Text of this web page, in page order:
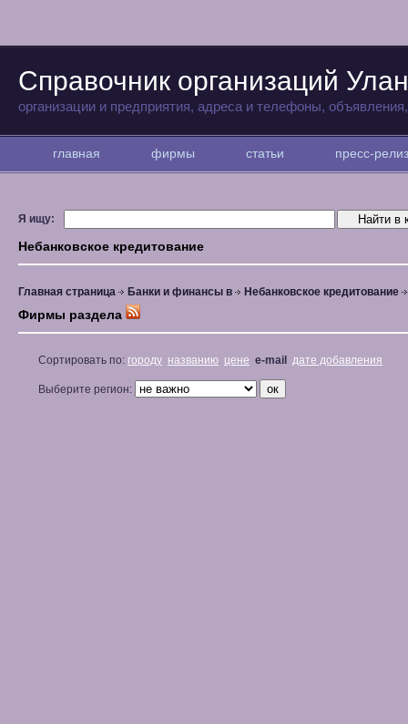
Справочник организаций
организации и предприятия, адреса и телефоны,
главная фирмы статьи пресс-
Я ищу:
Небанковское кредитование
Главная страница Банки и финансы в Небанковское кредитование
Фирмы раздела
Сортировать по: городу названию цене e-mail дате добавления
Выберите регион: